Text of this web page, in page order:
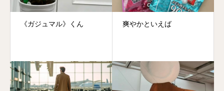
《ガジュマル》くん 爽やかといえば